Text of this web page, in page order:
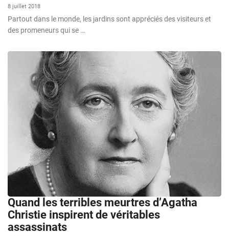
8 juillet 2018
Partout dans le monde, les jardins sont appréciés des visiteurs et
des promeneurs qui se …
Quand les terribles meurtres d’Agatha
Christie inspirent de véritables
assassinats